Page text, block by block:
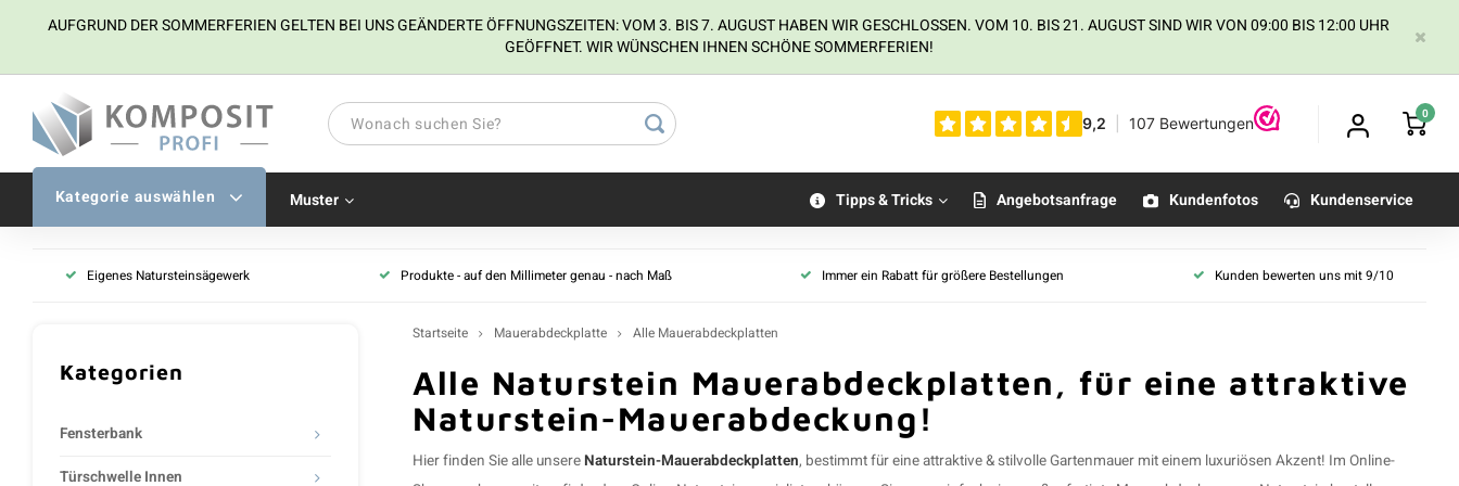
AUFGRUND DER SOMMERFERIEN GELTEN BEI UNS GEÄNDERTE ÖFFNUNGSZEITEN: VOM 3. BIS 7. AUGUST HABEN WIR GESCHLOSSEN. VOM 10. BIS 21. AUGUST SIND WIR VON 09:00 BIS 12:00 UHR
GEÖFFNET. WIR WÜNSCHEN IHNEN SCHÖNE SOMMERFERIEN!
0
Kategorie auswählen Muster Tipps & Tricks Angebotsanfrage Kundenfotos Kundenservice
Eigenes Natursteinsägewerk Produkte - auf den Millimeter genau - nach Maß Immer ein Rabatt für größere Bestellungen Kunden bewerten uns mit 9/10
Kategorien
Fensterbank
Türschwelle Innen
Startseite Mauerabdeckplatte Alle Mauerabdeckplatten
Alle Naturstein Mauerabdeckplatten, für eine attraktive
Naturstein-Mauerabdeckung!
Hier finden Sie alle unsere Naturstein-Mauerabdeckplatten, bestimmt für eine attraktive & stilvolle Gartenmauer mit einem luxuriösen Akzent! Im Online-